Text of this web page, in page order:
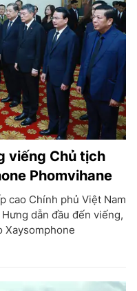
viếng Chủ tịch
Phomvihane
cao Chính phủ Việt Nam
dẫn đầu đến viếng,
Xaysomphone